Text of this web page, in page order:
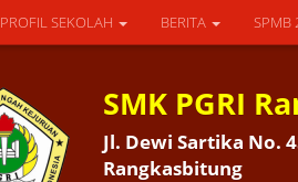
PROFIL SEKOLAH BERITA SPMB
SMK PGRI
Jl. Dewi Sartika No.
Rangkasbitung